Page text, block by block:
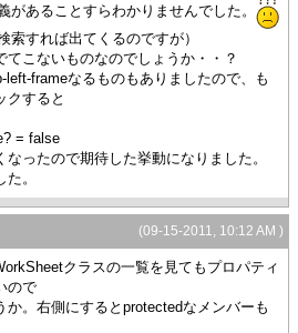
があることすらわかりませんでした。
索すれば出てくるのですが）
てこないものなのでしょうか・・？
left-frameなるものもありましたので、も
クすると
= false
ったので期待した挙動になりました。
。
(09-15-2011, 10:12 AM )
クラスの一覧を見てもプロパティ
ので
か。右側にするとprotectedなメンバーも